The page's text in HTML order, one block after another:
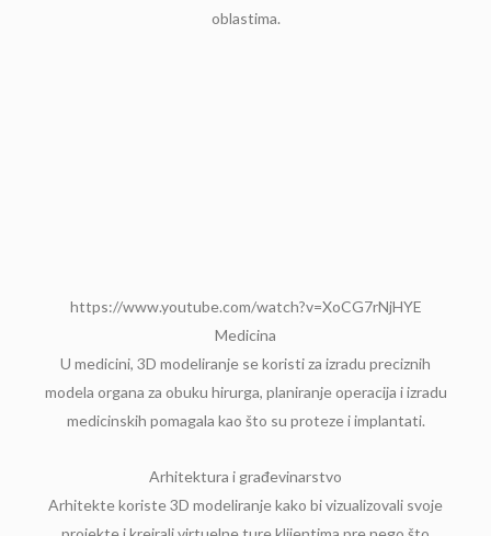
oblastima.
https://www.youtube.com/watch?v=XoCG7rNjHYE
Medicina
U medicini, 3D modeliranje se koristi za izradu preciznih
modela organa za obuku hirurga, planiranje operacija i izradu
medicinskih pomagala kao što su proteze i implantati.
Arhitektura i građevinarstvo
Arhitekte koriste 3D modeliranje kako bi vizualizovali svoje